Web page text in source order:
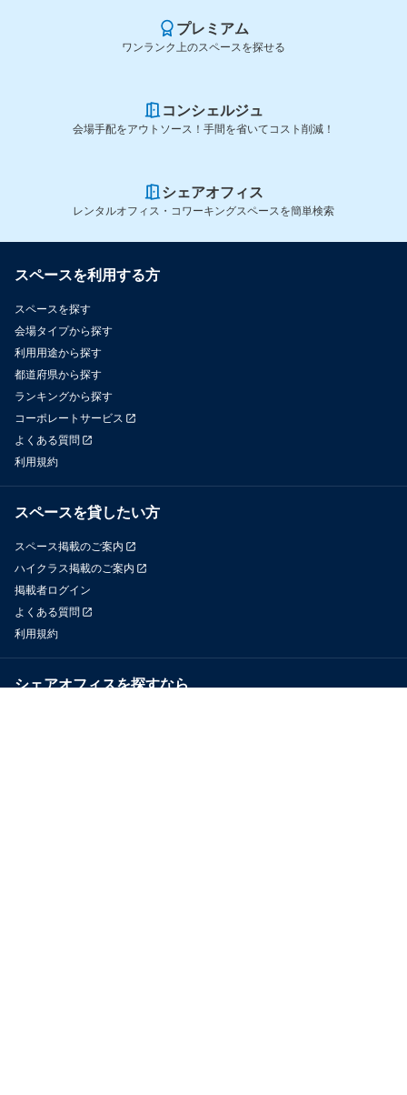
プレミアム
ワンランク上のスペースを探せる
コンシェルジュ
会場手配をアウトソース！手間を省いてコスト削減！
シェアオフィス
レンタルオフィス・コワーキングスペースを簡単検索
スペースを利用する方
スペースを探す
会場タイプから探す
利用用途から探す
都道府県から探す
ランキングから探す
コーポレートサービス
よくある質問
利用規約
スペースを貸したい方
スペース掲載のご案内
ハイクラス掲載のご案内
掲載者ログイン
よくある質問
利用規約
シェアオフィスを探すなら